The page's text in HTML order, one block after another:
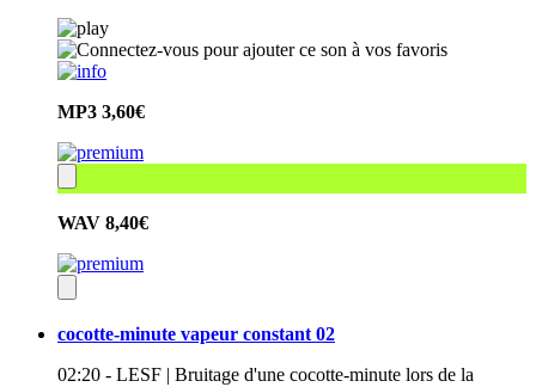
MP3 3,60€
WAV 8,40€
cocotte-minute vapeur constant 02
02:20 - LESF | Bruitage d'une cocotte-minute lors de la